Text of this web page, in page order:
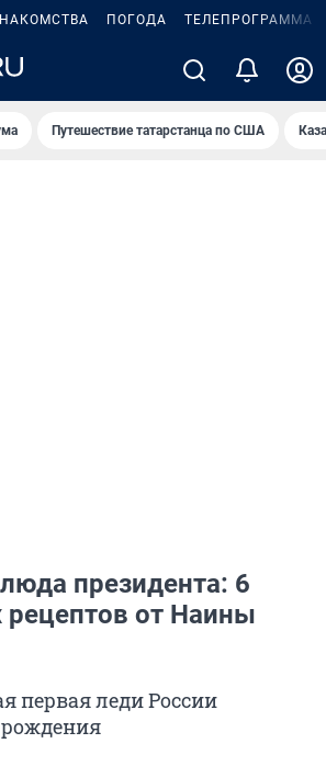
ПОГОДА ТЕЛЕПРОГРАММА
Путешествие татарстанца по США
президента: 6
от Наины
первая леди России